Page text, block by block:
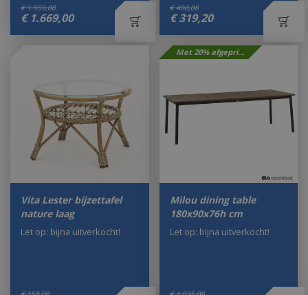
€ 1.959,00
€ 1.669,00
€ 400,00
€ 319,20
Vita Lester bijzettafel
nature laag
Let op: bijna uitverkocht!
Met 20% afgeprijsd
Milou dining table
180x90x76h cm
Let op: bijna uitverkocht!